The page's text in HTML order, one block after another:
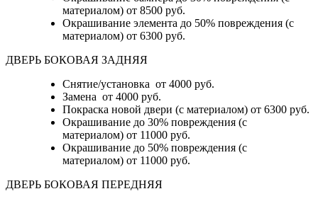
материалом) от 8500 руб.
Окрашивание элемента до 50% повреждения (с
материалом) от 6300 руб.
ДВЕРЬ БОКОВАЯ ЗАДНЯЯ
Снятие/установка от 4000 руб.
Замена от 4000 руб.
Покраска новой двери (с материалом) от 6300 руб.
Окрашивание до 30% повреждения (с
материалом) от 11000 руб.
Окрашивание до 50% повреждения (с
материалом) от 11000 руб.
ДВЕРЬ БОКОВАЯ ПЕРЕДНЯЯ